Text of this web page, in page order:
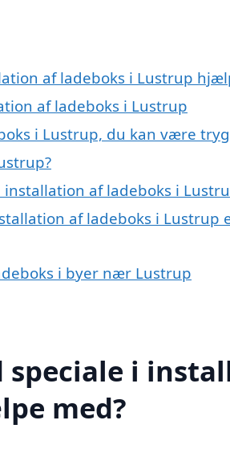
af ladeboks i Lustrup
af ladeboks i Lustrup
i Lustrup, du kan være
af ladeboks i
af ladeboks i Lustrup
i byer nær Lustrup
speciale i
med?